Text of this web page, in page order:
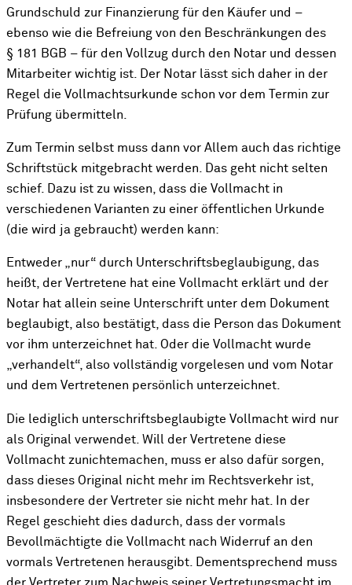
Grundschuld zur Finanzierung für den Käufer und –
ebenso wie die Befreiung von den Beschränkungen des
§ 181 BGB – für den Vollzug durch den Notar und dessen
Mitarbeiter wichtig ist. Der Notar lässt sich daher in der
Regel die Vollmachtsurkunde schon vor dem Termin zur
Prüfung übermitteln.
Zum Termin selbst muss dann vor Allem auch das richtige
Schriftstück mitgebracht werden. Das geht nicht selten
schief. Dazu ist zu wissen, dass die Vollmacht in
verschiedenen Varianten zu einer öffentlichen Urkunde
(die wird ja gebraucht) werden kann:
Entweder „nur“ durch Unterschriftsbeglaubigung, das
heißt, der Vertretene hat eine Vollmacht erklärt und der
Notar hat allein seine Unterschrift unter dem Dokument
beglaubigt, also bestätigt, dass die Person das Dokument
vor ihm unterzeichnet hat. Oder die Vollmacht wurde
„verhandelt“, also vollständig vorgelesen und vom Notar
und dem Vertretenen persönlich unterzeichnet.
Die lediglich unterschriftsbeglaubigte Vollmacht wird nur
als Original verwendet. Will der Vertretene diese
Vollmacht zunichtemachen, muss er also dafür sorgen,
dass dieses Original nicht mehr im Rechtsverkehr ist,
insbesondere der Vertreter sie nicht mehr hat. In der
Regel geschieht dies dadurch, dass der vormals
Bevollmächtigte die Vollmacht nach Widerruf an den
vormals Vertretenen herausgibt. Dementsprechend muss